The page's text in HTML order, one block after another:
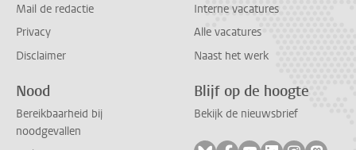
Mail de redactie
Privacy
Disclaimer
Interne vacatures
Alle vacatures
Naast het werk
Nood
Bereikbaarheid bij
noodgevallen
Blijf op de hoogte
Bekijk de nieuwsbrief